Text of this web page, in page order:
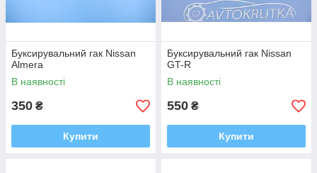
Буксирувальний гак Nissan
Almera
В наявності
350 ₴
Купити
Буксирувальний гак Nissan
GT-R
В наявності
550 ₴
Купити